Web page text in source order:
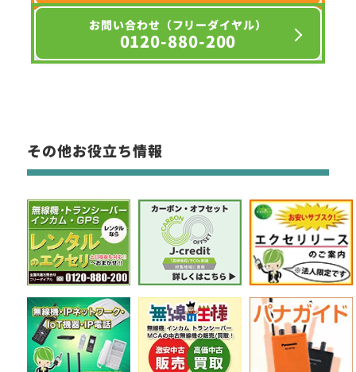
お問い合わせ（フリーダイヤル）
0120-880-200
その他お役立ち情報